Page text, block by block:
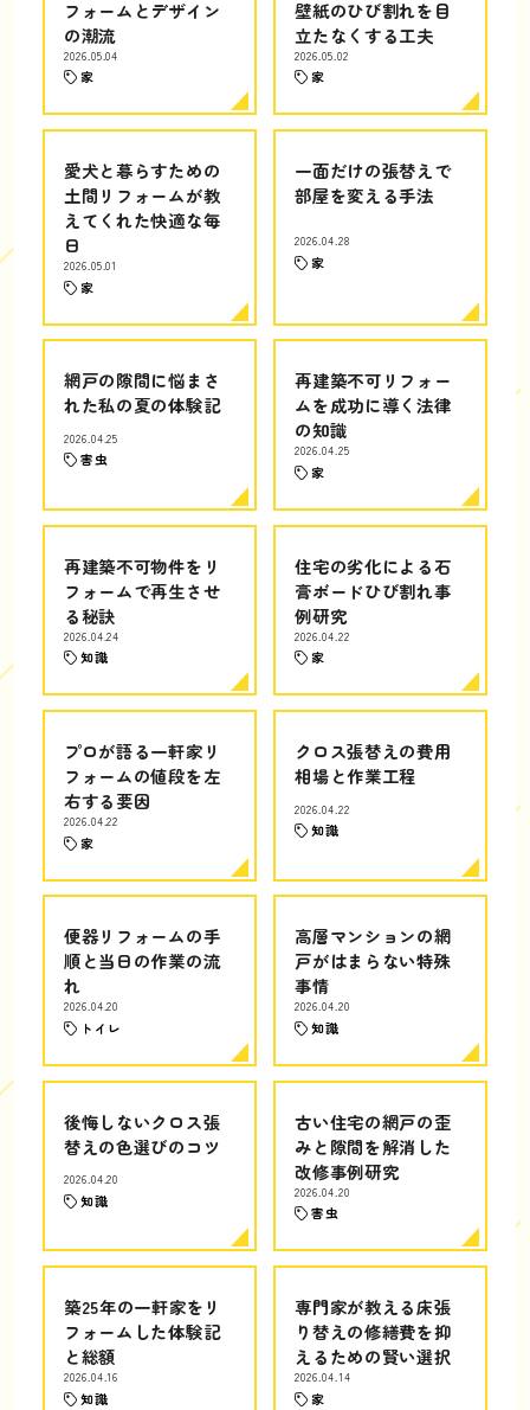
フォームとデザイン
の潮流
2026.05.04
家
壁紙のひび割れを目
立たなくする工夫
2026.05.02
家
愛犬と暮らすための
土間リフォームが教
えてくれた快適な毎
日
2026.05.01
家
一面だけの張替えで
部屋を変える手法
2026.04.28
家
網戸の隙間に悩まさ
れた私の夏の体験記
2026.04.25
害虫
再建築不可リフォー
ムを成功に導く法律
の知識
2026.04.25
家
再建築不可物件をリ
フォームで再生させ
る秘訣
2026.04.24
知識
住宅の劣化による石
膏ボードひび割れ事
例研究
2026.04.22
家
プロが語る一軒家リ
フォームの値段を左
右する要因
2026.04.22
家
クロス張替えの費用
相場と作業工程
2026.04.22
知識
便器リフォームの手
順と当日の作業の流
れ
2026.04.20
トイレ
高層マンションの網
戸がはまらない特殊
事情
2026.04.20
知識
後悔しないクロス張
替えの色選びのコツ
2026.04.20
知識
古い住宅の網戸の歪
みと隙間を解消した
改修事例研究
2026.04.20
害虫
築25年の一軒家をリ
フォームした体験記
と総額
2026.04.16
知識
専門家が教える床張
り替えの修繕費を抑
えるための賢い選択
2026.04.14
家